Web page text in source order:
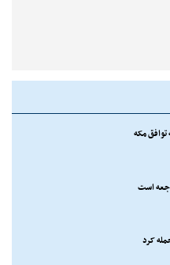
مکه
است
کرد